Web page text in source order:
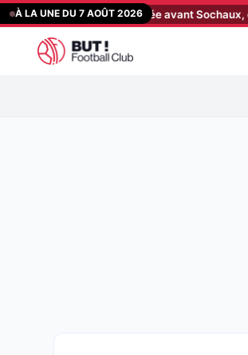
Aller
au
contenu
À LA UNE DU 7 AOÛT 2026
révolution annoncée avant Sochaux, c’est